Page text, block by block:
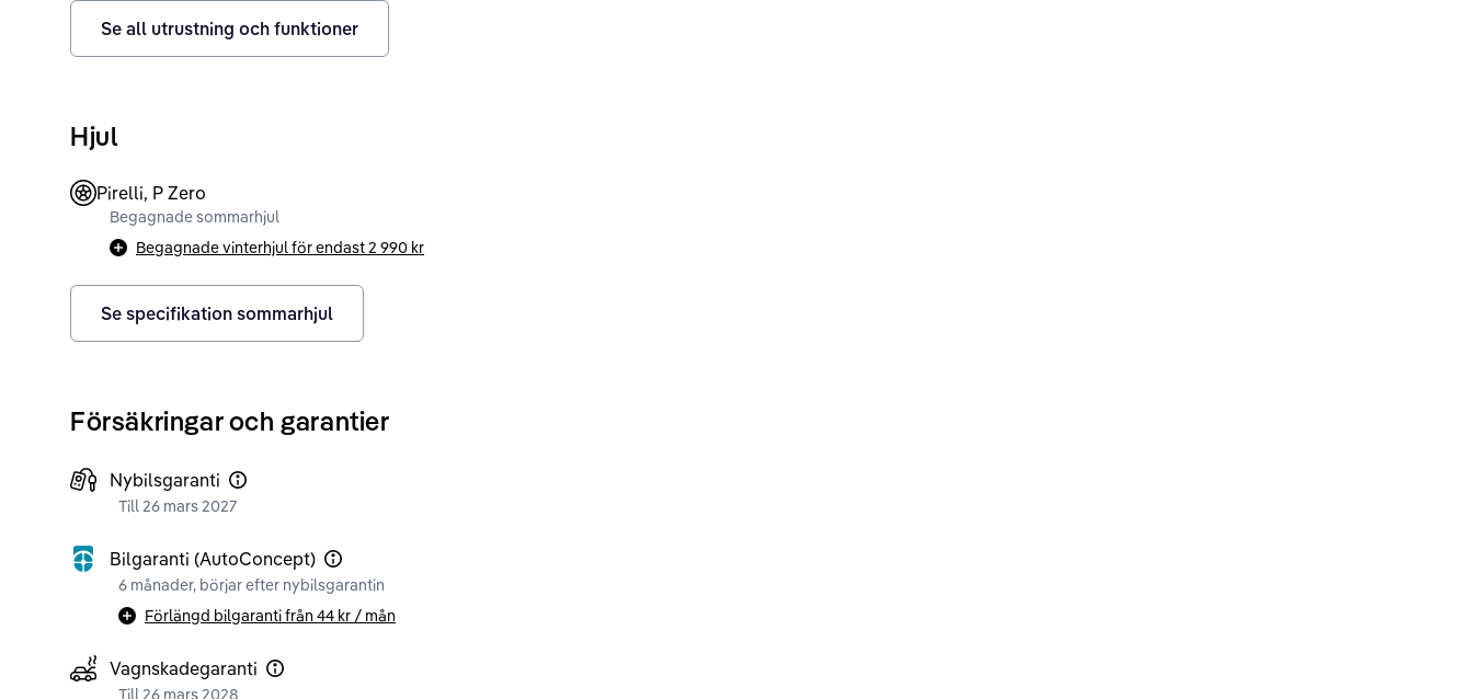
Se all utrustning och funktioner
Hjul
Pirelli, P Zero
Begagnade sommarhjul
Begagnade vinterhjul för endast2 990 kr
Se specifikation sommarhjul
Försäkringar och garantier
Nybilsgaranti
Till 26 mars 2027
Bilgaranti (AutoConcept)
6 månader, börjar efter nybilsgarantin
Förlängd bilgaranti från 44 kr / mån
Vagnskadegaranti
Till 26 mars 2028